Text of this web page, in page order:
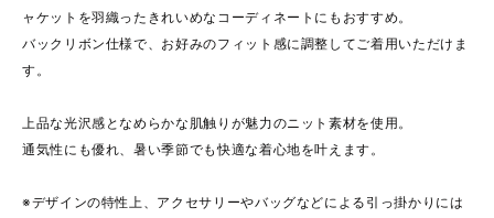
ャケットを羽織ったきれいめなコーディネートにもおすすめ。
バックリボン仕様で、お好みのフィット感に調整してご着用いただけま
す。
上品な光沢感となめらかな肌触りが魅力のニット素材を使用。
通気性にも優れ、暑い季節でも快適な着心地を叶えます。
※デザインの特性上、アクセサリーやバッグなどによる引っ掛かりには